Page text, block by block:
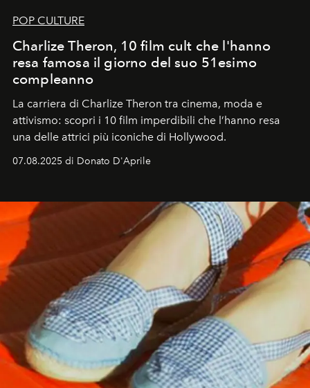
POP CULTURE
Charlize Theron, 10 film cult che l'hanno
resa famosa il giorno del suo 51esimo
compleanno
La carriera di Charlize Theron tra cinema, moda e
attivismo: scopri i 10 film imperdibili che l’hanno resa
una delle attrici più iconiche di Hollywood.
07.08.2025 di Donato D'Aprile